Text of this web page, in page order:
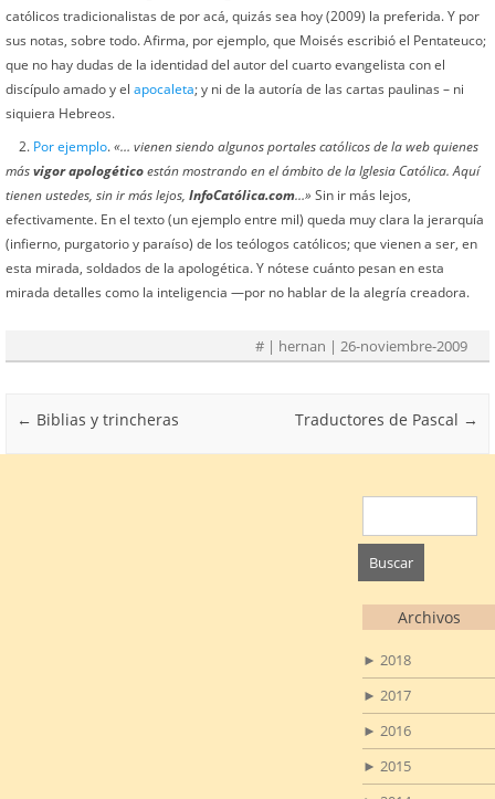
católicos tradicionalistas de por acá, quizás sea hoy (2009) la preferida. Y por
sus notas, sobre todo. Afirma, por ejemplo, que Moisés escribió el Pentateuco;
que no hay dudas de la identidad del autor del cuarto evangelista con el
discípulo amado y el apocaleta; y ni de la autoría de las cartas paulinas – ni
siquiera Hebreos.
2. Por ejemplo. «… vienen siendo algunos portales católicos de la web quienes
más vigor apologético están mostrando en el ámbito de la Iglesia Católica. Aquí
tienen ustedes, sin ir más lejos, InfoCatólica.com…» Sin ir más lejos,
efectivamente. En el texto (un ejemplo entre mil) queda muy clara la jerarquía
(infierno, purgatorio y paraíso) de los teólogos católicos; que vienen a ser, en
esta mirada, soldados de la apologética. Y nótese cuánto pesan en esta
mirada detalles como la inteligencia —por no hablar de la alegría creadora.
# | hernan | 26-noviembre-2009
Post navigation
← Biblias y trincheras Traductores de Pascal →
Archivos
► 2018
► 2017
► 2016
► 2015